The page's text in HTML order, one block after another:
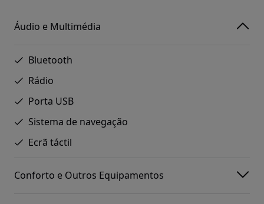
Áudio e Multimédia
Bluetooth
Rádio
Porta USB
Sistema de navegação
Ecrã táctil
Conforto e Outros Equipamentos